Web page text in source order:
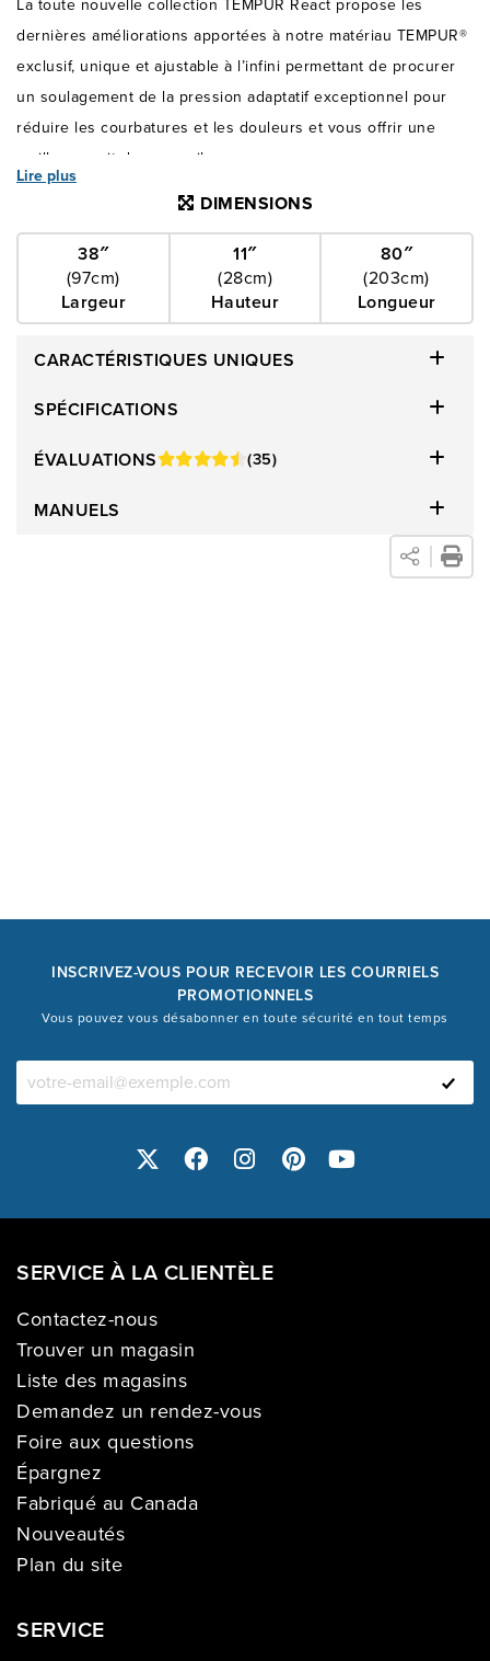
La toute nouvelle collection TEMPUR React propose les
dernières améliorations apportées à notre matériau TEMPUR®
exclusif, unique et ajustable à l’infini permettant de procurer
un soulagement de la pression adaptatif exceptionnel pour
réduire les courbatures et les douleurs et vous offrir une
meilleure nuit de sommeil.
Lire plus
DIMENSIONS
38″
(97cm)
Largeur
11″
(28cm)
Hauteur
80″
(203cm)
Longueur
CARACTÉRISTIQUES UNIQUES
SPÉCIFICATIONS
ÉVALUATIONS
(35)
MANUELS
INSCRIVEZ-VOUS POUR RECEVOIR LES COURRIELS
PROMOTIONNELS
Vous pouvez vous désabonner en toute sécurité en tout temps
SERVICE À LA CLIENTÈLE
Contactez-nous
Trouver un magasin
Liste des magasins
Demandez un rendez-vous
Foire aux questions
Épargnez
Fabriqué au Canada
Nouveautés
Plan du site
SERVICE